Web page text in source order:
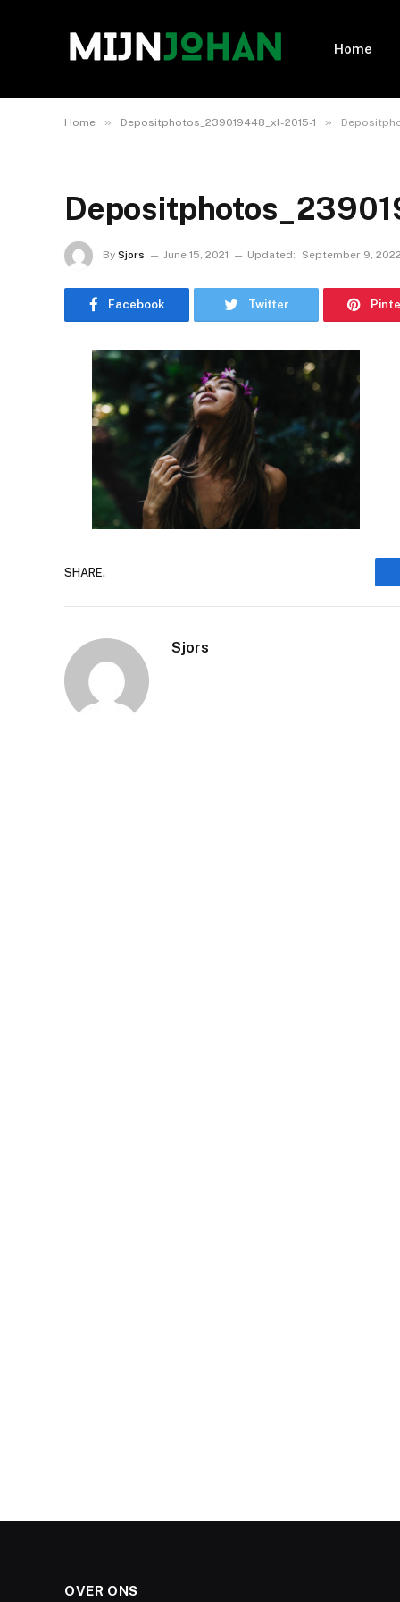
Home
Home » Depositphotos_239019448_xl-2015-1 »
By Sjors June 15, 2021 Updated: September 9, 2022
Facebook Twitter
SHARE.
Sjors
OVER ONS